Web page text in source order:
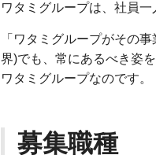
ワタミグループは、社員
「ワタミグループがその
界)でも、常にあるべき姿
ワタミグループなのです。
募集職種